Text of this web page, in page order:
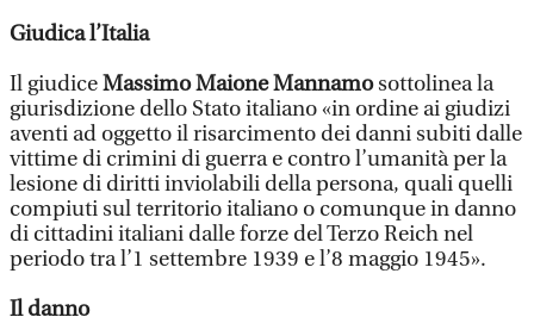
Giudica l’Italia
Il giudiceMassimo Maione Mannamosottolinea la
giurisdizione dello Stato italiano «in ordine ai giudizi
aventi ad oggetto il risarcimento dei danni subiti dalle
vittime di crimini di guerra e contro l’umanità per la
lesione di diritti inviolabili della persona, quali quelli
compiuti sul territorio italiano o comunque in danno
di cittadini italiani dalle forze del Terzo Reich nel
periodo tra l’1 settembre 1939 e l’8 maggio 1945».
Il danno